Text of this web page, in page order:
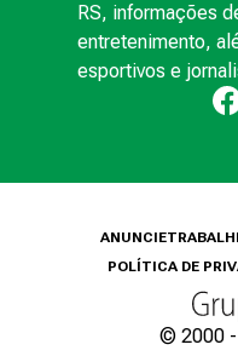
RS, informações
entretenimento,
esportivos e
ANUNCIE
POLÍTICA DE
© 2000 -